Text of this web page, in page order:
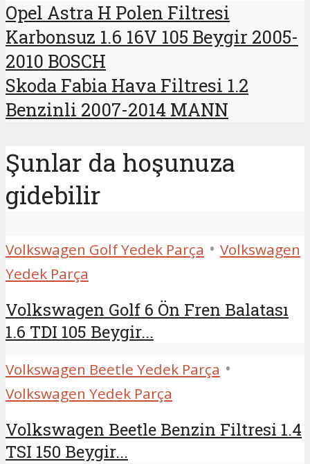
Opel Astra H Polen Filtresi
Karbonsuz 1.6 16V 105 Beygir 2005-
2010 BOSCH
Skoda Fabia Hava Filtresi 1.2
Benzinli 2007-2014 MANN
Şunlar da hoşunuza
gidebilir
Volkswagen Golf Yedek Parça • Volkswagen
Yedek Parça
Volkswagen Golf 6 Ön Fren Balatası
1.6 TDI 105 Beygir...
Volkswagen Beetle Yedek Parça •
Volkswagen Yedek Parça
Volkswagen Beetle Benzin Filtresi 1.4
TSI 150 Beygir...